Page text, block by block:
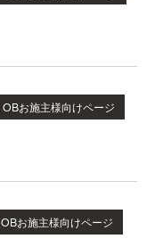
OBお施主様向けページ
OBお施主様向けページ